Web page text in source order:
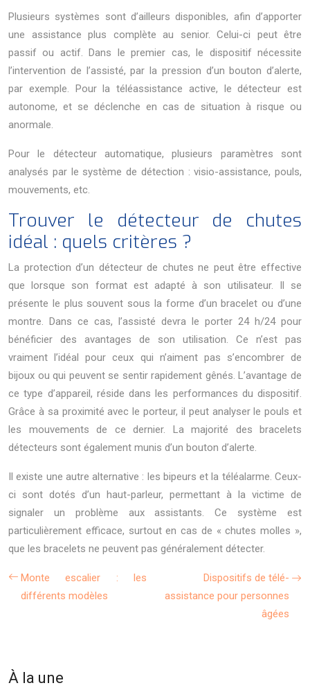
Plusieurs systèmes sont d’ailleurs disponibles, afin d’apporter
une assistance plus complète au senior. Celui-ci peut être
passif ou actif. Dans le premier cas, le dispositif nécessite
l’intervention de l’assisté, par la pression d’un bouton d’alerte,
par exemple. Pour la téléassistance active, le détecteur est
autonome, et se déclenche en cas de situation à risque ou
anormale.
Pour le détecteur automatique, plusieurs paramètres sont
analysés par le système de détection : visio-assistance, pouls,
mouvements, etc.
Trouver le détecteur de chutes
idéal : quels critères ?
La protection d’un détecteur de chutes ne peut être effective
que lorsque son format est adapté à son utilisateur. Il se
présente le plus souvent sous la forme d’un bracelet ou d’une
montre. Dans ce cas, l’assisté devra le porter 24 h/24 pour
bénéficier des avantages de son utilisation. Ce n’est pas
vraiment l’idéal pour ceux qui n’aiment pas s’encombrer de
bijoux ou qui peuvent se sentir rapidement gênés. L’avantage de
ce type d’appareil, réside dans les performances du dispositif.
Grâce à sa proximité avec le porteur, il peut analyser le pouls et
les mouvements de ce dernier. La majorité des bracelets
détecteurs sont également munis d’un bouton d’alerte.
Il existe une autre alternative : les bipeurs et la téléalarme. Ceux-
ci sont dotés d’un haut-parleur, permettant à la victime de
signaler un problème aux assistants. Ce système est
particulièrement efficace, surtout en cas de « chutes molles »,
que les bracelets ne peuvent pas généralement détecter.
Monte escalier : les
différents modèles
Dispositifs de télé-
assistance pour personnes
âgées
À la une